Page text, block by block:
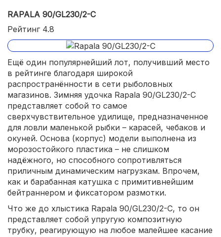
RAPALA 90/GL230/2-С
Рейтинг 4.8
Ещё один популярнейший лот, получивший место
в рейтинге благодаря широкой
распространённости в сети рыболовных
магазинов. Зимняя удочка Rapala 90/GL230/2-С
представляет собой то самое
сверхчувствительное удилище, предназначенное
для ловли маленькой рыбки – карасей, чебаков и
окуней. Основа (корпус) модели выполнена из
морозостойкого пластика – не слишком
надёжного, но способного сопротивляться
приличным динамическим нагрузкам. Впрочем,
как и барабанная катушка с примитивнейшим
бейтраннером и фиксатором размотки.
Что же до хлыстика Rapala 90/GL230/2-С, то он
представляет собой упругую композитную
трубку, реагирующую на любое малейшее касание